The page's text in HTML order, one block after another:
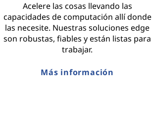
Acelere las cosas llevando las
capacidades de computación allí donde
las necesite. Nuestras soluciones edge
son robustas, fiables y están listas para
trabajar.
Más información